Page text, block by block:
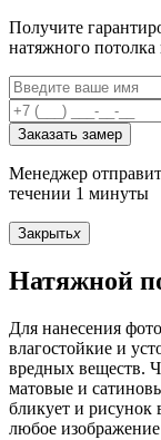
Получите
натяжного
Заказать замер
Менеджер
течении 1 минуты
Закрытьx
Натяжной
Для нанесения
влагостойкие и
вредных веществ.
матовые и
бликует и рисунок
любое